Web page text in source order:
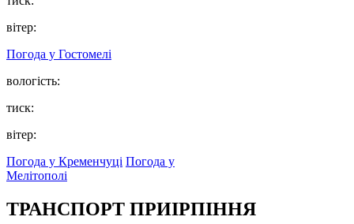
вітер:
Погода у Гостомелі
вологість:
тиск:
вітер:
Погода у Кременчуці Погода у
Мелітополі
ТРАНСПОРТ ПРИІРПІННЯ